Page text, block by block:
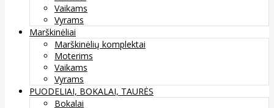
Vaikams
Vyrams
Marškinėliai
Marškinėlių komplektai
Moterims
Vaikams
Vyrams
PUODELIAI, BOKALAI, TAURĖS
Bokalai